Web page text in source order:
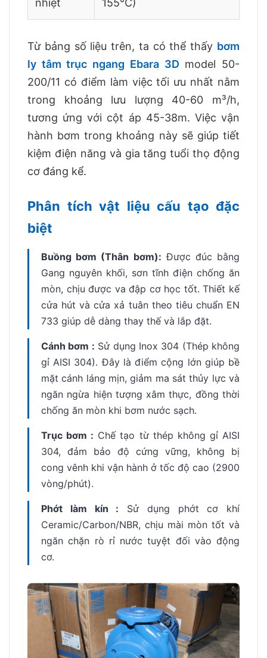
nhiệt 155°C)
Từ bảng số liệu trên, ta có thể thấy bơm
ly tâm trục ngang Ebara 3D model 50-
200/11 có điểm làm việc tối ưu nhất nằm
trong khoảng lưu lượng 40-60 m³/h,
tương ứng với cột áp 45-38m. Việc vận
hành bơm trong khoảng này sẽ giúp tiết
kiệm điện năng và gia tăng tuổi thọ động
cơ đáng kể.
Phân tích vật liệu cấu tạo đặc
biệt
Buồng bơm (Thân bơm): Được đúc bằng
Gang nguyên khối, sơn tĩnh điện chống ăn
mòn, chịu được va đập cơ học tốt. Thiết kế
cửa hút và cửa xả tuân theo tiêu chuẩn EN
733 giúp dễ dàng thay thế và lắp đặt.
Cánh bơm : Sử dụng Inox 304 (Thép không
gỉ AISI 304). Đây là điểm cộng lớn giúp bề
mặt cánh láng mịn, giảm ma sát thủy lực và
ngăn ngừa hiện tượng xâm thực, đồng thời
chống ăn mòn khi bơm nước sạch.
Trục bơm : Chế tạo từ thép không gỉ AISI
304, đảm bảo độ cứng vững, không bị
cong vênh khi vận hành ở tốc độ cao (2900
vòng/phút).
Phớt làm kín : Sử dụng phớt cơ khí
Ceramic/Carbon/NBR, chịu mài mòn tốt và
ngăn chặn rò rỉ nước tuyệt đối vào động
cơ.